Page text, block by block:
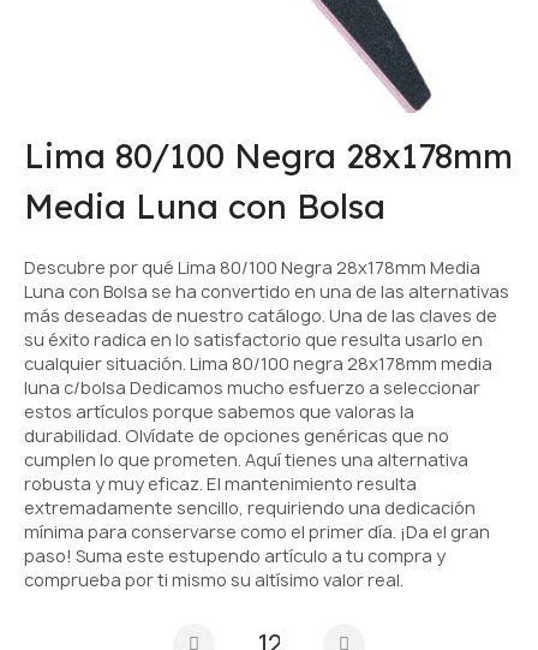
Lima 80/100 Negra 28x178mm
Media Luna con Bolsa
Descubre por qué Lima 80/100 Negra 28x178mm Media
Luna con Bolsa se ha convertido en una de las alternativas
más deseadas de nuestro catálogo. Una de las claves de
su éxito radica en lo satisfactorio que resulta usarlo en
cualquier situación. Lima 80/100 negra 28x178mm media
luna c/bolsa Dedicamos mucho esfuerzo a seleccionar
estos artículos porque sabemos que valoras la
durabilidad. Olvídate de opciones genéricas que no
cumplen lo que prometen. Aquí tienes una alternativa
robusta y muy eficaz. El mantenimiento resulta
extremadamente sencillo, requiriendo una dedicación
mínima para conservarse como el primer día. ¡Da el gran
paso! Suma este estupendo artículo a tu compra y
comprueba por ti mismo su altísimo valor real.